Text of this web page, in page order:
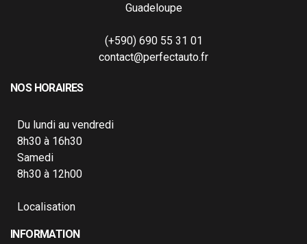
Guadeloupe
(+590) 690 55 31 01
contact@perfectauto.fr
NOS HORAIRES
Du lundi au vendredi
8h30 à 16h30
Samedi
8h30 à 12h00
Localisation
INFORMATION